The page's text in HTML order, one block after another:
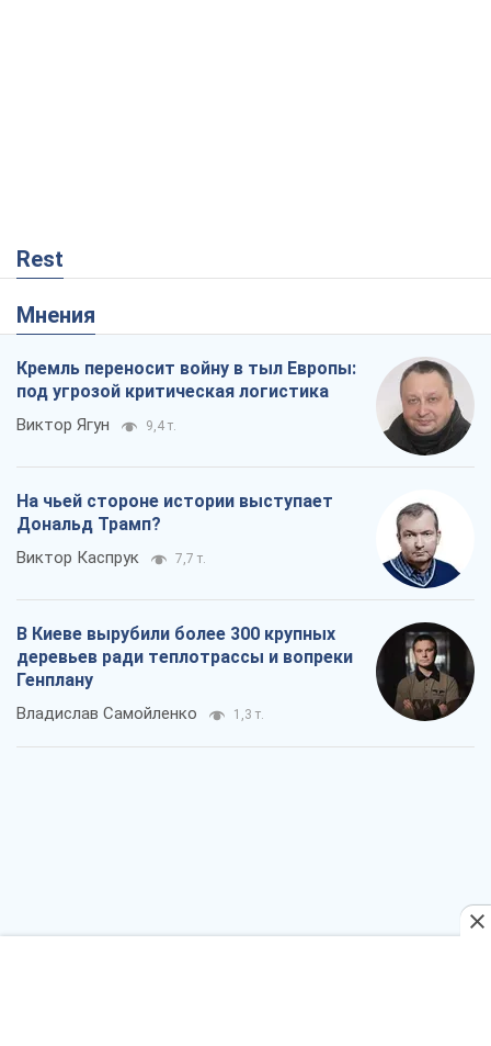
Rest
Мнения
Кремль переносит войну в тыл Европы:
под угрозой критическая логистика
Виктор Ягун 9,4 т.
На чьей стороне истории выступает
Дональд Трамп?
Виктор Каспрук 7,7 т.
В Киеве вырубили более 300 крупных
деревьев ради теплотрассы и вопреки
Генплану
Владислав Самойленко 1,3 т.